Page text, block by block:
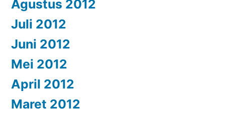
Agustus 2012
Juli 2012
Juni 2012
Mei 2012
April 2012
Maret 2012